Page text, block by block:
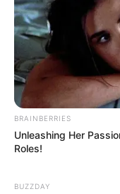
10. Bersama sang
BRAINBERRIES
Unleashing Her
Roles!
BUZZDAY